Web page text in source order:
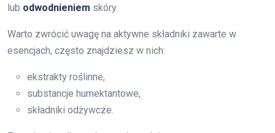
lub odwodnieniem skóry.
Warto zwrócić uwagę na aktywne składniki zawarte w
esencjach, często znajdziesz w nich:
ekstrakty roślinne,
substancje humektantowe,
składniki odżywcze.